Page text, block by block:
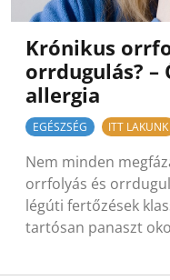
Krónikus
orrdugulás? –
allergia
EGÉSZSÉG ITT LAKUNK
Nem minden
orrfolyás és
légúti fertőzések
tartósan panaszt